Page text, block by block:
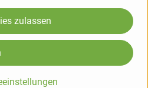
bestreuen.
haben statt Mandelblättchen
Passt auch sehr gut. Und
zulassen